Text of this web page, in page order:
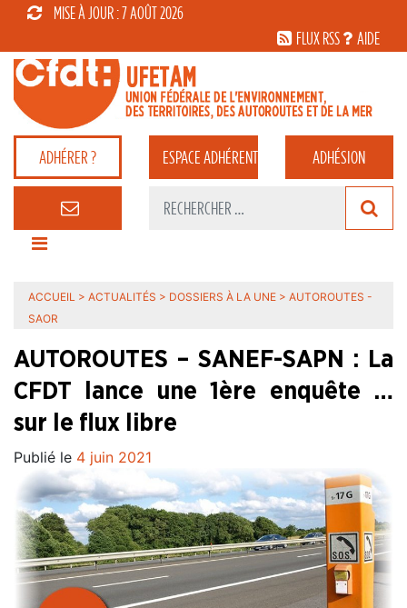
MISE À JOUR : 7 AOÛT 2026
FLUX RSS
AIDE
ADHÉRER ? ESPACEADHÉRENT ADHÉSION
ACCUEIL > ACTUALITÉS > DOSSIERS À LA UNE > AUTOROUTES -
SAOR
AUTOROUTES – SANEF-SAPN : La
CFDT lance une 1ère enquête …
sur le flux libre
Publié le 4 juin 2021